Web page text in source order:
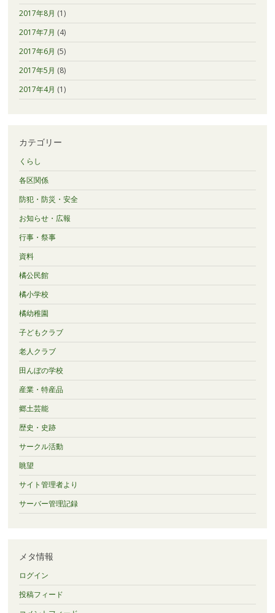
2017年8月 (1)
2017年7月 (4)
2017年6月 (5)
2017年5月 (8)
2017年4月 (1)
カテゴリー
くらし
各区関係
防犯・防災・安全
お知らせ・広報
行事・祭事
資料
橘公民館
橘小学校
橘幼稚園
子どもクラブ
老人クラブ
田んぼの学校
産業・特産品
郷土芸能
歴史・史跡
サークル活動
眺望
サイト管理者より
サーバー管理記録
メタ情報
ログイン
投稿フィード